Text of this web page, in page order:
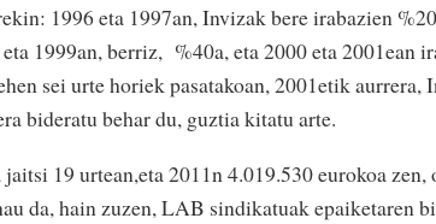
1996 eta 1997an, Invizak bere irabazien
1999an, berriz, %40a, eta 2000 eta 2001ean
sei urte horiek pasatakoan, 2001etik aurrera,
bideratu behar du, guztia kitatu arte.
19 urtean,eta 2011n 4.019.530 eurokoa
da, hain zuzen, LAB sindikatuak epaiketaren